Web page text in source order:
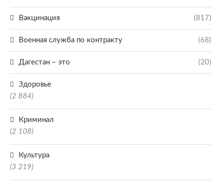
Вакцинация (817)
Военная служба по контракту (68)
Дагестан – это (20)
Здоровье
(2 884)
Криминал
(2 108)
Культура
(3 219)